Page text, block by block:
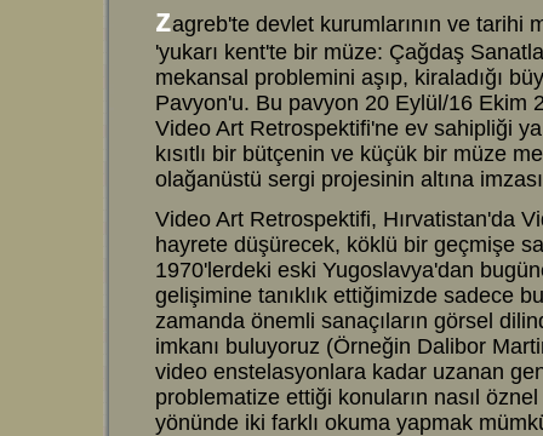
zagreb'te devlet kurumlarının ve tarihi
'yukarı kent'te bir müze: Çağdaş
mekansal problemini aşıp, kiraladığı
Pavyon'u. Bu pavyon 20 Eylül/16 Ekim
Video Art Retrospektifi'ne ev sahipliği
kısıtlı bir bütçenin ve küçük bir müze
olağanüstü sergi projesinin altına
Video Art Retrospektifi, Hırvatistan'da
hayrete düşürecek, köklü bir geçmişe
1970'lerdeki eski Yugoslavya'dan
gelişimine tanıklık ettiğimizde sadece
zamanda önemli sanaçıların görsel
imkanı buluyoruz (Örneğin Dalibor
video enstelasyonlara kadar uzanan
problematize ettiği konuların nasıl
yönünde iki farklı okuma yapmak